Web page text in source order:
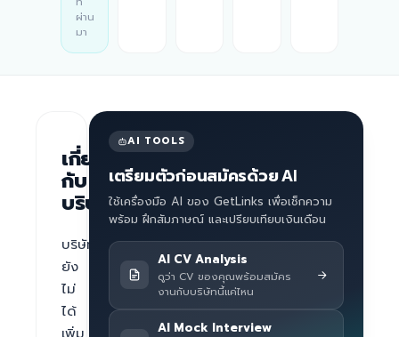
ผ่าน
มา
เกี่ยว
กับ
บริษัท
บริษัท
ยัง
ไม่
ได้
AI TOOLS
เตรียมตัวก่อนสมัครด้วย AI
ใช้เครื่องมือ AI ของ GetLinks เพื่อเช็กความ
พร้อม ฝึกสัมภาษณ์ และเปรียบเทียบเงินเดือน
AI CV Analysis
ดูว่า CV ของคุณพร้อมสมัคร
งานกับบริษัทนี้แค่ไหน
AI Mock Interview